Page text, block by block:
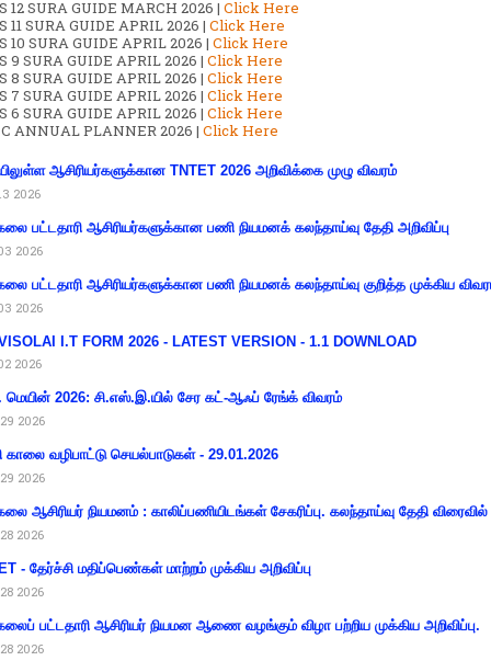
12 SURA GUIDE MARCH 2026 | Click Here
11 SURA GUIDE APRIL 2026 | Click Here
10 SURA GUIDE APRIL 2026 | Click Here
9 SURA GUIDE APRIL 2026 | Click Here
8 SURA GUIDE APRIL 2026 | Click Here
7 SURA GUIDE APRIL 2026 | Click Here
6 SURA GUIDE APRIL 2026 | Click Here
ANNUAL PLANNER 2026 | Click Here
ஆசிரியர்களுக்கான TNTET 2026 அறிவிக்கை முழு விவரம்
2026
பட்டதாரி ஆசிரியர்களுக்கான பணி நியமனக் கலந்தாய்வு தேதி அறிவிப்பு
2026
பட்டதாரி ஆசிரியர்களுக்கான பணி நியமனக் கலந்தாய்வு குறித்த முக்கிய
2026
I.T FORM 2026 - LATEST VERSION - 1.1 DOWNLOAD
2026
மெயின் 2026: சி.எஸ்.இ.யில் சேர கட்-ஆஃப் ரேங்க் விவரம்
2026
காலை வழிபாட்டு செயல்பாடுகள் - 29.01.2026
2026
ஆசிரியர் நியமனம் : காலிப்பணியிடங்கள் சேகரிப்பு. கலந்தாய்வு தேதி விரைவில்
2026
- தேர்ச்சி மதிப்பெண்கள் மாற்றம் முக்கிய அறிவிப்பு
2026
பட்டதாரி ஆசிரியர் நியமன ஆணை வழங்கும் விழா பற்றிய முக்கிய அறிவிப்பு.
2026